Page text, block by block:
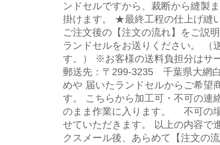
ンドセルですから、裁断から縫製
掛けます。 ★最終工程の仕上げ縫
ご注文後の【注文の流れ】をご説
ランドセルをお送りください。 （
す。） ※お客様の送料負担分はサ
郵送先：〒299-3235 千葉県大
めや 届いたランドセルからご希望
す。 こちらから加工可・不可の連
のまま作業に入ります。 不可の
せていただきます。 以上の内容
クスメール後、あらめて【注文の